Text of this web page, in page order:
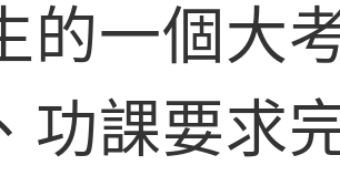
的一個大
功課要求